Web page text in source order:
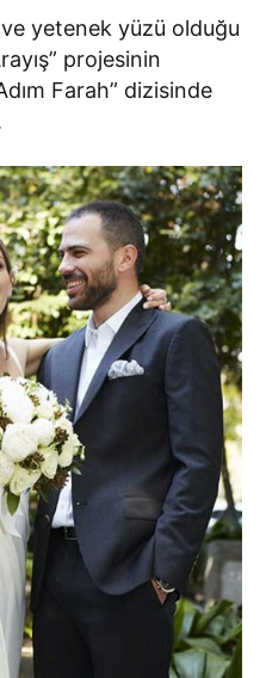
yetenek yüzü olduğu
projesinin
Farah” dizisinde